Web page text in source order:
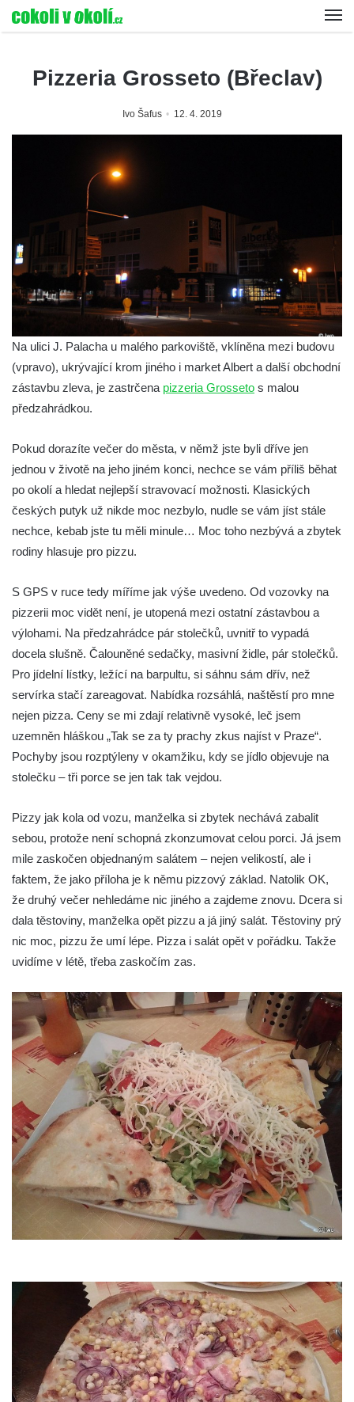
Pizzeria Grosseto (Břeclav)
Ivo Šafus 12. 4. 2019
Na ulici J. Palacha u malého parkoviště, vklíněna mezi budovu
(vpravo), ukrývající krom jiného i market Albert a další obchodní
zástavbu zleva, je zastrčena pizzeria Grosseto s malou
předzahrádkou.
Pokud dorazíte večer do města, v němž jste byli dříve jen
jednou v životě na jeho jiném konci, nechce se vám příliš běhat
po okolí a hledat nejlepší stravovací možnosti. Klasických
českých putyk už nikde moc nezbylo, nudle se vám jíst stále
nechce, kebab jste tu měli minule… Moc toho nezbývá a zbytek
rodiny hlasuje pro pizzu.
S GPS v ruce tedy míříme jak výše uvedeno. Od vozovky na
pizzerii moc vidět není, je utopená mezi ostatní zástavbou a
výlohami. Na předzahrádce pár stolečků, uvnitř to vypadá
docela slušně. Čalouněné sedačky, masivní židle, pár stolečků.
Pro jídelní lístky, ležící na barpultu, si sáhnu sám dřív, než
servírka stačí zareagovat. Nabídka rozsáhlá, naštěstí pro mne
nejen pizza. Ceny se mi zdají relativně vysoké, leč jsem
uzemněn hláškou „Tak se za ty prachy zkus najíst v Praze“.
Pochyby jsou rozptýleny v okamžiku, kdy se jídlo objevuje na
stolečku – tři porce se jen tak tak vejdou.
Pizzy jak kola od vozu, manželka si zbytek nechává zabalit
sebou, protože není schopná zkonzumovat celou porci. Já jsem
mile zaskočen objednaným salátem – nejen velikostí, ale i
faktem, že jako příloha je k němu pizzový základ. Natolik OK,
že druhý večer nehledáme nic jiného a zajdeme znovu. Dcera si
dala těstoviny, manželka opět pizzu a já jiný salát. Těstoviny prý
nic moc, pizzu že umí lépe. Pizza i salát opět v pořádku. Takže
uvidíme v létě, třeba zaskočím zas.